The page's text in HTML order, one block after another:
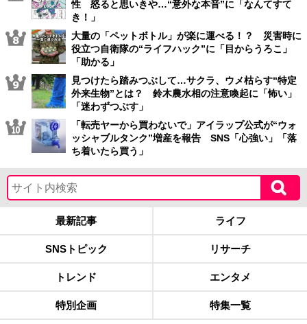
性 怒ると思いきや…“意外な本音”に「なんてすて
き！」
大量の「ペットボトル」が楽に運べる！？ 災害時に
役立つ自衛隊の“ライフハック”に「目からうろこ」
「助かる」
見つけたら踏みつぶして…サクラ、ウメ枯らす“特定
外来生物”とは？ 鈴木農水相の注意喚起に「怖い」
「迷わずつぶす」
「転売ヤーから買わないで」アイラップ公式が“ウォ
ッシャブルタンク”増産を報告 SNS「心強い」「落
ち着いたら買う」
最新記事 ライフ
SNSトピック リサーチ
トレンド エンタメ
特別企画 特集一覧